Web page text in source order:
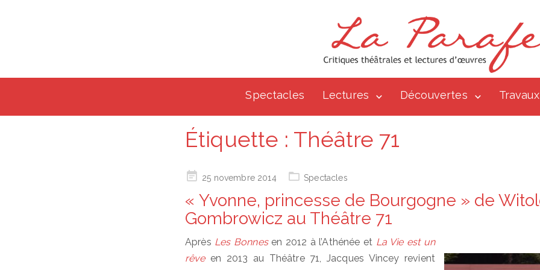
Spectacles Lectures Découvertes Travaux
Étiquette : Théâtre 71
Posted25 novembre 2014 Spectacles
« Yvonne, princesse de Bourgogne » de
Gombrowicz au Théâtre 71
Après Les Bonnesen 2012 à l’Athénée et La Vie est un
rêve en 2013 au Théâtre 71, Jacques Vincey revient